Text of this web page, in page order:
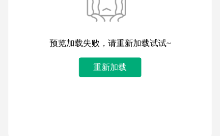
预览加载失败，请重新加载试试~
重新加载